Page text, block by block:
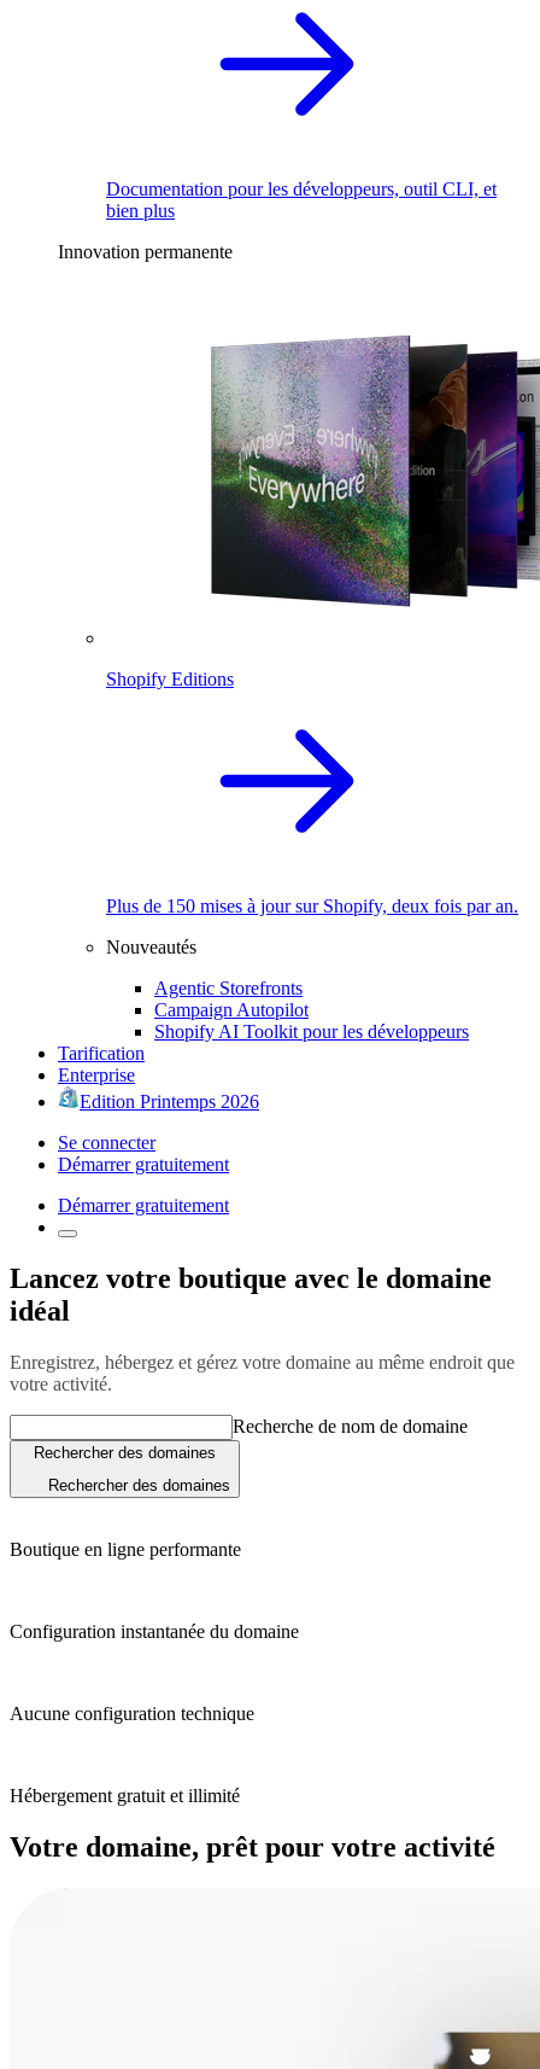
Documentation pour les développeurs, outil CLI, et
bien plus
Innovation permanente
Shopify Editions
Plus de 150 mises à jour sur Shopify, deux fois par an.
Nouveautés
Agentic Storefronts
Campaign Autopilot
Shopify AI Toolkit pour les développeurs
Tarification
Enterprise
Edition Printemps 2026
Se connecter
Démarrer gratuitement
Démarrer gratuitement
Lancez votre boutique avec le domaine
idéal
Enregistrez, hébergez et gérez votre domaine au même endroit que
votre activité.
Recherche de nom de domaine
Rechercher des domaines
Rechercher des domaines
Boutique en ligne performante
Configuration instantanée du domaine
Aucune configuration technique
Hébergement gratuit et illimité
Votre domaine, prêt pour votre activité